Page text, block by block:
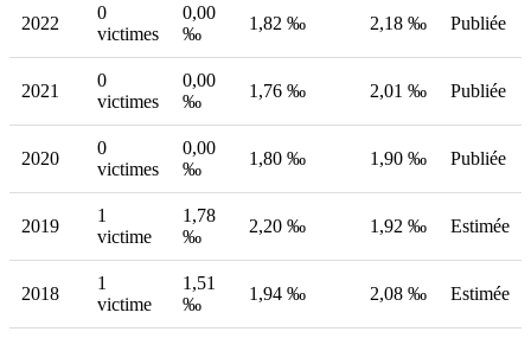
2022
0
victimes
0,00
‰
1,82 ‰ 2,18 ‰ Publiée
2021
0
victimes
0,00
‰
1,76 ‰ 2,01 ‰ Publiée
2020
0
victimes
0,00
‰
1,80 ‰ 1,90 ‰ Publiée
2019
1
victime
1,78
‰
2,20 ‰ 1,92 ‰ Estimée
2018
1
victime
1,51
‰
1,94 ‰ 2,08 ‰ Estimée